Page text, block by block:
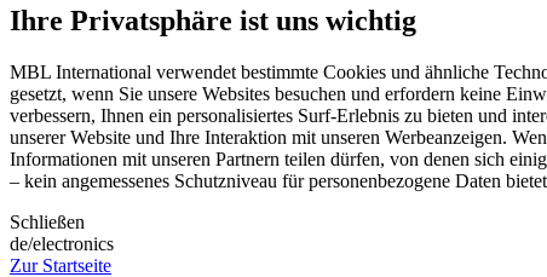
Ihre Privatsphäre ist uns wichtig
MBL International verwendet bestimmte Cookies und ähnliche
gesetzt, wenn Sie unsere Websites besuchen und erfordern keine
verbessern, Ihnen ein personalisiertes Surf-Erlebnis zu bieten und
unserer Website und Ihre Interaktion mit unseren Werbeanzeigen.
Informationen mit unseren Partnern teilen dürfen, von denen sich
– kein angemessenes Schutzniveau für personenbezogene Daten
Schließen
de/electronics
Zur Startseite